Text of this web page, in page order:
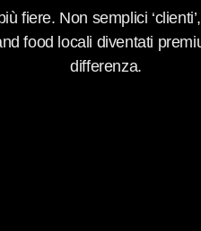
fiere. Non semplici
food locali diventati
differenza.